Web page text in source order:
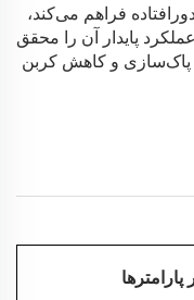
فراهم می‌کند،
پایدار آن را محقق
و کاهش کربن
پارامترها